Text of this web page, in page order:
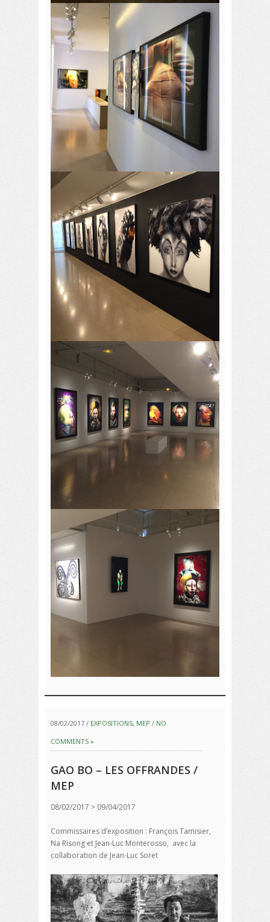
08/02/2017 / EXPOSITIONS, MEP / NO
COMMENTS »
GAO BO – LES OFFRANDES /
MEP
08/02/2017 > 09/04/2017
Commissaires d’exposition : François Tamisier,
Na Risong et Jean-Luc Monterosso, avec la
collaboration de Jean-Luc Soret